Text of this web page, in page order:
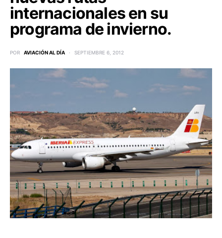
internacionales en su
programa de invierno.
POR AVIACIÓN AL DÍA SEPTIEMBRE 6, 2012